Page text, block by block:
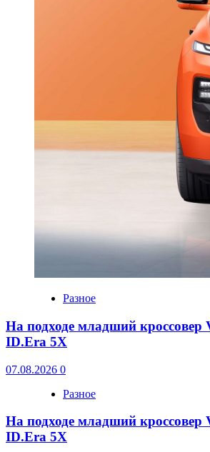
Разное
На подходе младший кроссовер
ID.Era 5X
07.08.2026 0
Разное
На подходе младший кроссовер
ID.Era 5X